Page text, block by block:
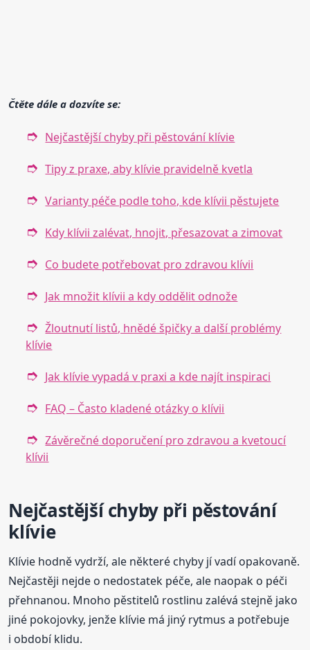
Čtěte dále a dozvíte se:
Nejčastější chyby při pěstování klívie
Tipy z praxe, aby klívie pravidelně kvetla
Varianty péče podle toho, kde klívii pěstujete
Kdy klívii zalévat, hnojit, přesazovat a zimovat
Co budete potřebovat pro zdravou klívii
Jak množit klívii a kdy oddělit odnože
Žloutnutí listů, hnědé špičky a další problémy
klívie
Jak klívie vypadá v praxi a kde najít inspiraci
FAQ – Často kladené otázky o klívii
Závěrečné doporučení pro zdravou a kvetoucí
klívii
Nejčastější chyby při pěstování
klívie
Klívie hodně vydrží, ale některé chyby jí vadí opakovaně.
Nejčastěji nejde o nedostatek péče, ale naopak o péči
přehnanou. Mnoho pěstitelů rostlinu zalévá stejně jako
jiné pokojovky, jenže klívie má jiný rytmus a potřebuje
i období klidu.